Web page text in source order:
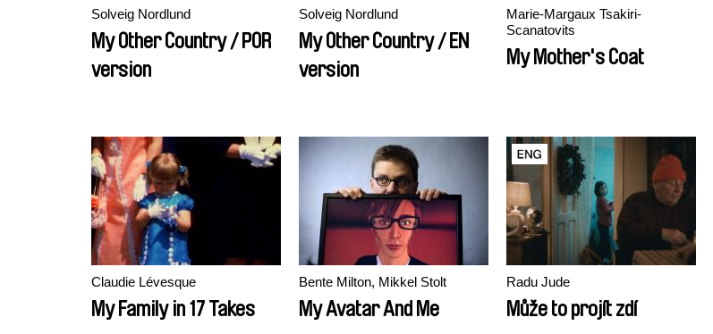
Solveig Nordlund
My Other Country / POR
version
Solveig Nordlund
My Other Country / EN
version
Marie-Margaux Tsakiri-
Scanatovits
My Mother's Coat
Claudie Lévesque
My Family in 17 Takes
Bente Milton, Mikkel Stolt
My Avatar And Me
Radu Jude
Může to projít zdí